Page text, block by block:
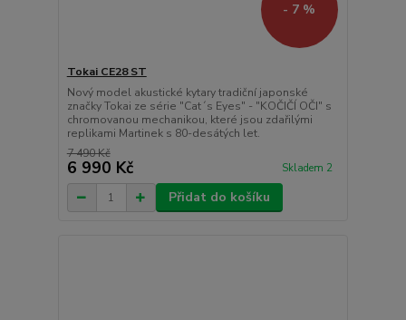
- 7 %
Tokai CE28 ST
Nový model akustické kytary tradiční japonské
značky Tokai ze série "Cat´s Eyes" - "KOČIČÍ OČI" s
chromovanou mechanikou, které jsou zdařilými
replikami Martinek s 80-desátých let.
7 490 Kč
6 990 Kč Skladem 2
Přidat do košíku